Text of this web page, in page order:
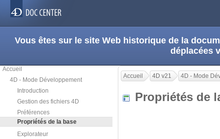
Vous êtes sur le site Web historique de la
déplacées
Accueil
4D - Mode Développement
Introduction
Gestion des fichiers 4D
Préférences
Propriétés de la base
Explorateur
Accueil 4D v21 4D - Mode
Propriétés de